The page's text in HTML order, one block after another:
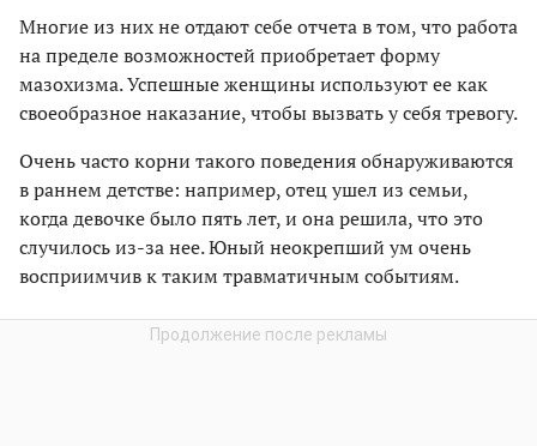
Многие из них не отдают себе отчета в том, что работа
на пределе возможностей приобретает форму
мазохизма. Успешные женщины используют ее как
своеобразное наказание, чтобы вызвать у себя тревогу.
Очень часто корни такого поведения обнаруживаются
в раннем детстве: например, отец ушел из семьи,
когда девочке было пять лет, и она решила, что это
случилось из-за нее. Юный неокрепший ум очень
восприимчив к таким травматичным событиям.